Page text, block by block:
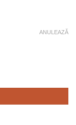
ANULEAZĂ